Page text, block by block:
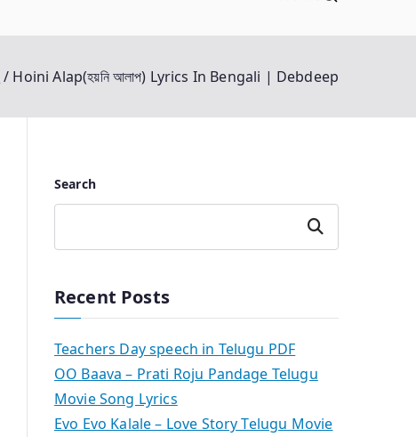
Hoini Alap(হয়নি আলাপ) Lyrics In Bengali | Debdeep
Search
Search
Recent Posts
Teachers Day speech in Telugu PDF
OO Baava – Prati Roju Pandage Telugu
Movie Song Lyrics
Evo Evo Kalale – Love Story Telugu Movie